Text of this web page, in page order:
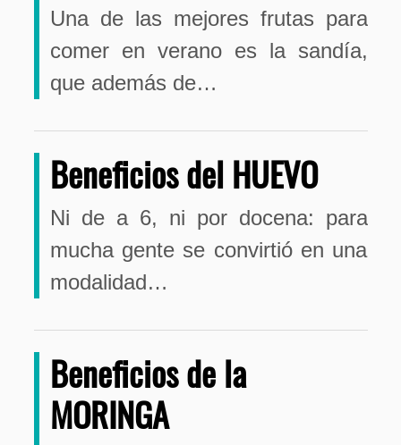
Una de las mejores frutas para
comer en verano es la sandía,
que además de…
Beneficios del HUEVO
Ni de a 6, ni por docena: para
mucha gente se convirtió en una
modalidad…
Beneficios de la
MORINGA